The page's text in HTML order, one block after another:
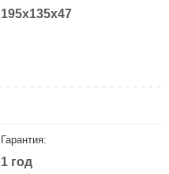
195x135x47
Гарантия:
1 год